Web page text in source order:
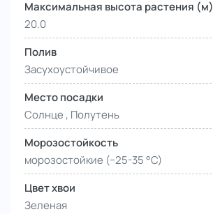
Максимальная высота растения (м)
20.0
Полив
Засухоустойчивое
Место посадки
Солнце , Полутень
Морозостойкость
морозостойкие (−25-35 °С)
Цвет хвои
Зеленая